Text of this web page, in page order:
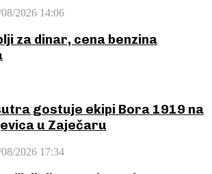
2026 14:06
za dinar, cena benzina
gostuje ekipi Bora 1919 na
u Zaječaru
2026 17:34